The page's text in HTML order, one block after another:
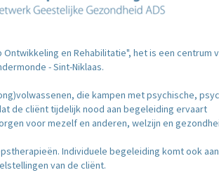
en Rehabilitatie", het is een
- Sint-Niklaas.
die kampen met psychische,
de cliënt tijdelijk nood aan begeleiding ervaart
voor mezelf en anderen, welzijn en
Individuele begeleiding komt ook
van de cliënt.